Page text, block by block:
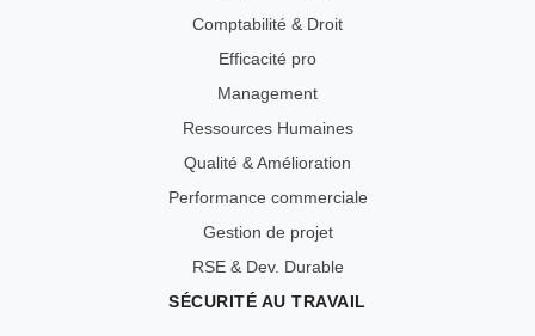
Comptabilité & Droit
Efficacité pro
Management
Ressources Humaines
Qualité & Amélioration
Performance commerciale
Gestion de projet
RSE & Dev. Durable
SÉCURITÉ AU TRAVAIL